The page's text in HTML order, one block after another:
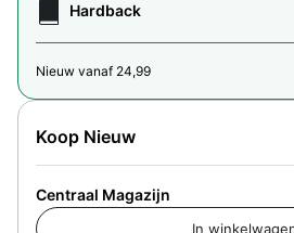
Hardback
Nieuw vanaf 24,99
Koop Nieuw
Centraal Magazijn